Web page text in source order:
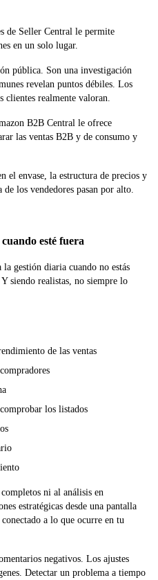
de Seller Central le permite
en un solo lugar.
pública. Son una investigación
revelan puntos débiles. Los
clientes realmente valoran.
B2B Central le ofrece
las ventas B2B y de consumo y
el envase, la estructura de precios y
los vendedores pasan por alto.
esté fuera
gestión diaria cuando no estás
siendo realistas, no siempre lo
de las ventas
los listados
ni al análisis en
estratégicas desde una pantalla
a lo que ocurre en tu
negativos. Los ajustes
Detectar un problema a tiempo